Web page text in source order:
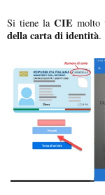
Si tiene la CIE molto
della carta di identità.